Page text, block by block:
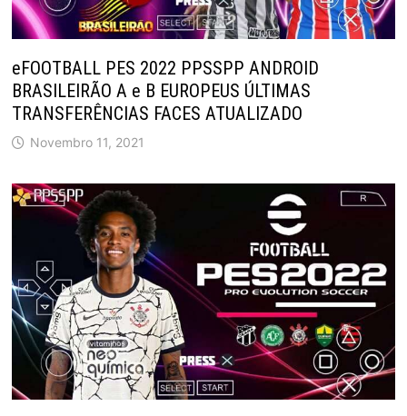
eFOOTBALL PES 2022 PPSSPP ANDROID
BRASILEIRÃO A e B EUROPEUS ÚLTIMAS
TRANSFERÊNCIAS FACES ATUALIZADO
Novembro 11, 2021